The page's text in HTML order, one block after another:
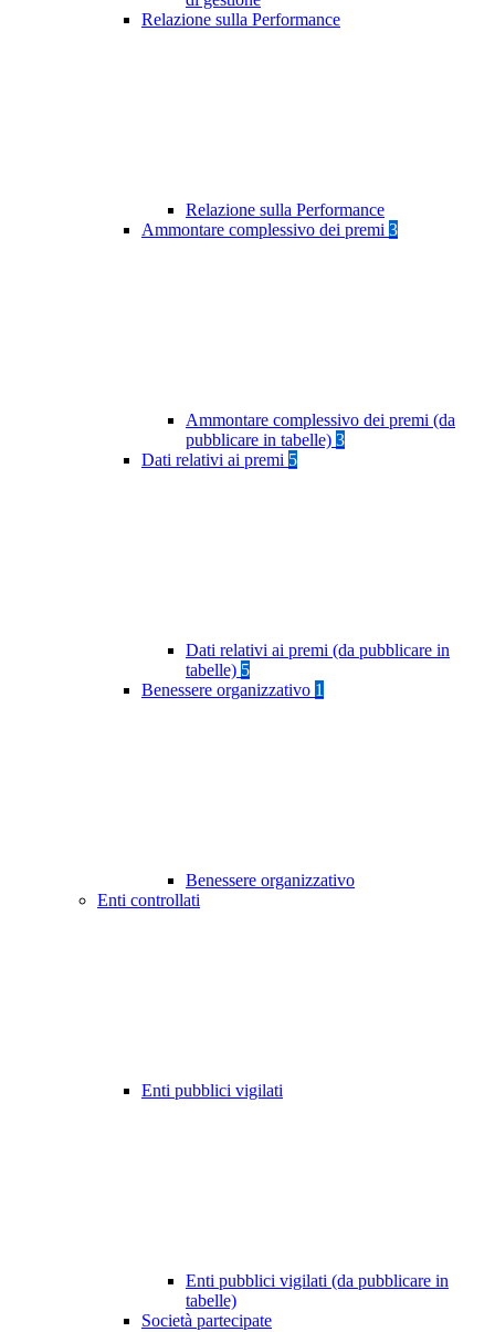
Relazione sulla Performance
Relazione sulla Performance
Ammontare complessivo dei premi 3
Ammontare complessivo dei premi (da
pubblicare in tabelle) 3
Dati relativi ai premi 5
Dati relativi ai premi (da pubblicare in
tabelle) 5
Benessere organizzativo 1
Benessere organizzativo
Enti controllati
Enti pubblici vigilati
Enti pubblici vigilati (da pubblicare in
tabelle)
Società partecipate